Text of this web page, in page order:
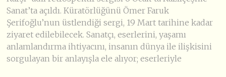
Sanat’ta açıldı. Küratörlüğünü Ömer Faruk
Şerifoğlu’nun üstlendiği sergi, 19 Mart tarihine kadar
ziyaret edilebilecek. Sanatçı, eserlerini, yaşamı
anlamlandırma ihtiyacını, insanın dünya ile ilişkisini
sorgulayan bir anlayışla ele alıyor; eserleriyle